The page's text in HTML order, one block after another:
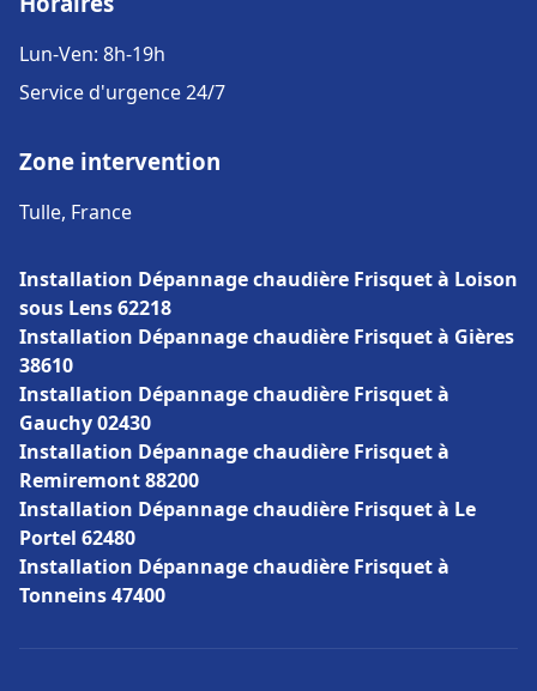
Lun-Ven: 8h-19h
Service d'urgence 24/7
Zone intervention
Tulle, France
Installation Dépannage chaudière Frisquet à Loison
sous Lens 62218
Installation Dépannage chaudière Frisquet à Gières
38610
Installation Dépannage chaudière Frisquet à
Gauchy 02430
Installation Dépannage chaudière Frisquet à
Remiremont 88200
Installation Dépannage chaudière Frisquet à Le
Portel 62480
Installation Dépannage chaudière Frisquet à
Tonneins 47400